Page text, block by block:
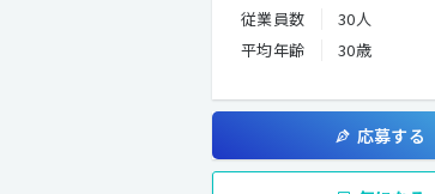
従業員数
30人
平均年齢
30歳
応募する